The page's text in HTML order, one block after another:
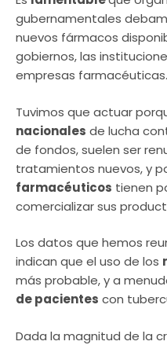
gubernamentales
nuevos fármacos
gobiernos, las
empresas farmacéuticas.
Tuvimos que actuar
nacionales de lucha
de fondos, suelen ser
tratamientos nuevos, y
farmacéuticos tienen
comercializar sus
Los datos que hemos
indican que el uso de los
más probable, y a
de pacientes con
Dada la magnitud de la